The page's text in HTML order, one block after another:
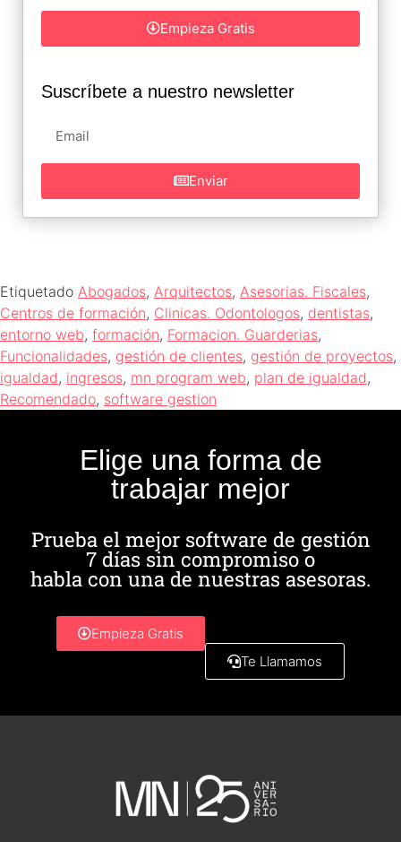
Empieza Gratis
Suscríbete a nuestro newsletter
Enviar
Etiquetado Abogados, Arquitectos, Asesorias. Fiscales,
Centros de formación, Clinicas. Odontologos, dentistas,
entorno web, formación, Formacion. Guarderias,
Funcionalidades, gestión de clientes, gestión de proyectos,
igualdad, ingresos, mn program web, plan de igualdad,
Recomendado, software gestion
Elige una forma de
trabajar mejor
Prueba el mejor software de gestión
7 días sin compromiso o
habla con una de nuestras asesoras.
Empieza Gratis
Te Llamamos